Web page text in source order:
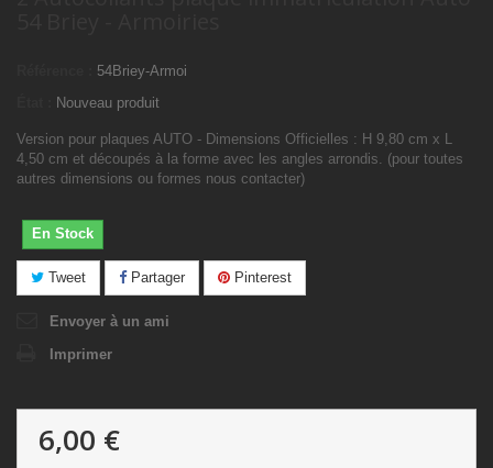
54Briey-Armoi
Nouveau produit
Version pour plaques AUTO - Dimensions Officielles : H 9,80 cm x L
4,50 cm et découpés à la forme avec les angles arrondis. (pour toutes
autres dimensions ou formes nous contacter)
En Stock
Tweet Partager Pinterest
Envoyer à un ami
Imprimer
6,00 €